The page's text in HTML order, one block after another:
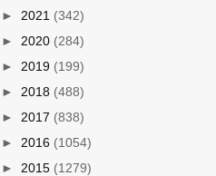
► 2021 (342)
► 2020 (284)
► 2019 (199)
► 2018 (488)
► 2017 (838)
► 2016 (1054)
► 2015 (1279)